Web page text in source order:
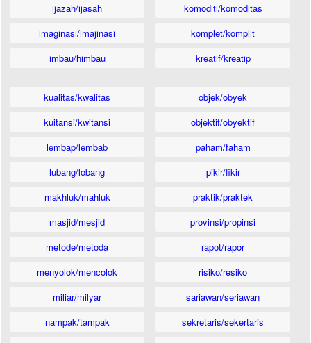
ijazah/ijasah
imaginasi/imajinasi
imbau/himbau
komoditi/komoditas
komplet/komplit
kreatif/kreatip
kualitas/kwalitas
kuitansi/kwitansi
lembap/lembab
lubang/lobang
makhluk/mahluk
masjid/mesjid
metode/metoda
menyolok/mencolok
miliar/milyar
nampak/tampak
objek/obyek
objektif/obyektif
paham/faham
pikir/fikir
praktik/praktek
provinsi/propinsi
rapot/rapor
risiko/resiko
sariawan/seriawan
sekretaris/sekertaris